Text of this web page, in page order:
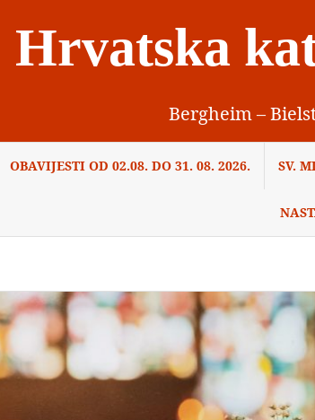
Hrvatska
Bergheim –
OBAVIJESTI OD 02.08. DO 31. 08. 2026. SV.